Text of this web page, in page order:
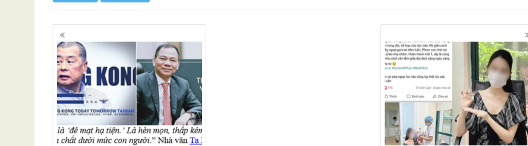
Posts
navigation